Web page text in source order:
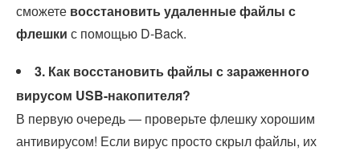
сможете восстановить удаленные файлы с
флешки с помощью D-Back.
3. Как восстановить файлы с зараженного
вирусом USB-накопителя?
В первую очередь — проверьте флешку хорошим
антивирусом! Если вирус просто скрыл файлы, их